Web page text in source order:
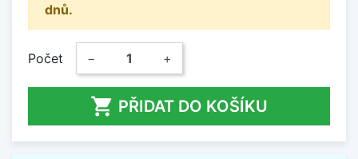
dnů.
Počet − +
 PŘIDAT DO KOŠÍKU